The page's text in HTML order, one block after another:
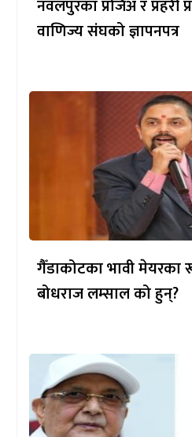
नवलपुरका प्रजिअ र प्रहरी
वाणिज्य संघको ज्ञापनपत्र
गैँडाकोटका भावी मेयरका
बोधराज लम्साल को हुन्?